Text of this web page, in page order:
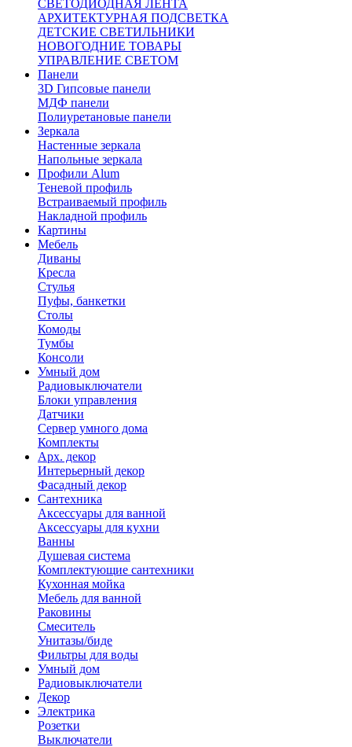
СВЕТОДИОДНАЯ ЛЕНТА
АРХИТЕКТУРНАЯ ПОДСВЕТКА
ДЕТСКИЕ СВЕТИЛЬНИКИ
НОВОГОДНИЕ ТОВАРЫ
УПРАВЛЕНИЕ СВЕТОМ
Панели
3D Гипсовые панели
МДФ панели
Полиуретановые панели
Зеркала
Настенные зеркала
Напольные зеркала
Профили Alum
Теневой профиль
Встраиваемый профиль
Накладной профиль
Картины
Мебель
Диваны
Кресла
Стулья
Пуфы, банкетки
Столы
Комоды
Тумбы
Консоли
Умный дом
Радиовыключатели
Блоки управления
Датчики
Сервер умного дома
Комплекты
Арх. декор
Интерьерный декор
Фасадный декор
Сантехника
Аксессуары для ванной
Аксессуары для кухни
Ванны
Душевая система
Комплектующие сантехники
Кухонная мойка
Мебель для ванной
Раковины
Смеситель
Унитазы/биде
Фильтры для воды
Умный дом
Радиовыключатели
Декор
Электрика
Розетки
Выключатели